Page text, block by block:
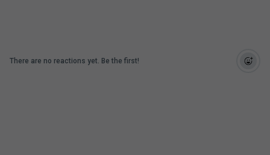
There are no reactions yet. Be the first!